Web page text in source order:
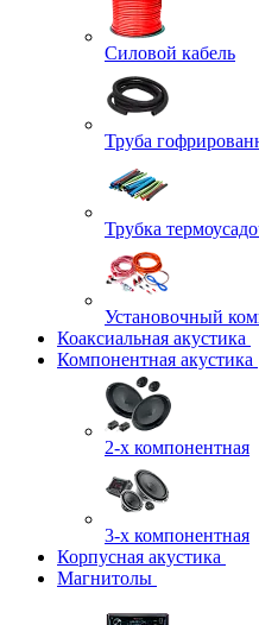
Силовой кабель
Труба
Трубка
Установочный
Коаксиальная акустика
Компонентная акустика
2-х компонентная
3-х компонентная
Корпусная акустика
Магнитолы